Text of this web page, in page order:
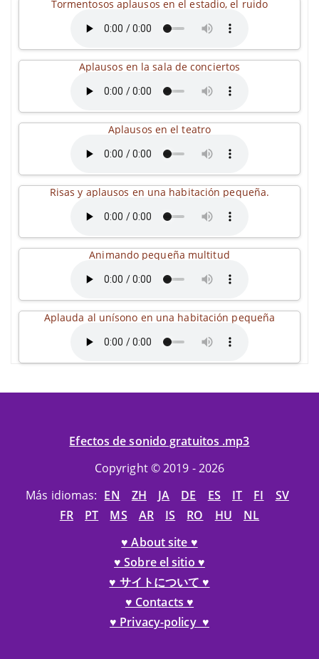
Tormentosos aplausos en el estadio, el ruido
Aplausos en la sala de conciertos
Aplausos en el teatro
Risas y aplausos en una habitación pequeña.
Animando pequeña multitud
Aplauda al unísono en una habitación pequeña
Efectos de sonido gratuitos .mp3
Copyright © 2019 - 2026
Más idiomas: EN ZH JA DE ES IT FI
SV
FR
PT MS AR IS RO HU
NL
♥ About site ♥
♥ Sobre el sitio ♥
♥ サイトについて ♥
♥ Contacts ♥
♥ Privacy-policy ♥